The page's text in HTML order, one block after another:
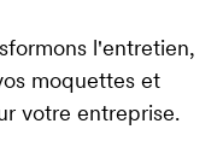
l'entretien,
moquettes et
votre entreprise.